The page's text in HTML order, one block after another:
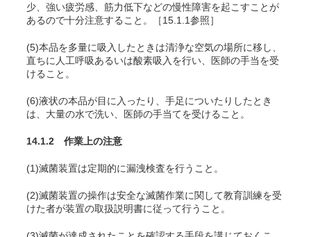
少、強い疲労感、筋力低下などの慢性障害を起こすことが
あるので十分注意すること。［15.1.1参照］
(5)本品を多量に吸入したときは清浄な空気の場所に移し、
直ちに人工呼吸あるいは酸素吸入を行い、医師の手当を受
けること。
(6)液状の本品が目に入ったり、手足についたりしたとき
は、大量の水で洗い、医師の手当てを受けること。
14.1.2 作業上の注意
(1)滅菌装置は定期的に漏洩検査を行うこと。
(2)滅菌装置の操作は安全な滅菌作業に関して教育訓練を受
けた者が装置の取扱説明書に従って行うこと。